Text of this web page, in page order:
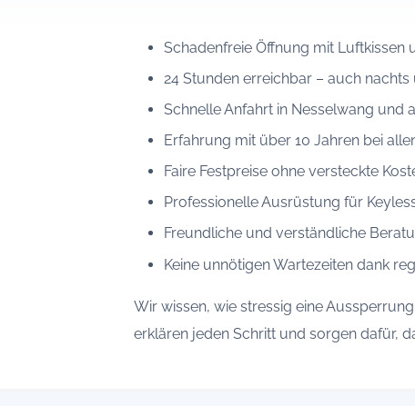
Schadenfreie Öffnung mit Luftkissen
24 Stunden erreichbar – auch nachts
Schnelle Anfahrt in Nesselwang und
Erfahrung mit über 10 Jahren bei
Faire Festpreise ohne versteckte
Professionelle Ausrüstung für
Freundliche und verständliche
Keine unnötigen Wartezeiten dank
Wir wissen, wie stressig eine
erklären jeden Schritt und sorgen dafür,